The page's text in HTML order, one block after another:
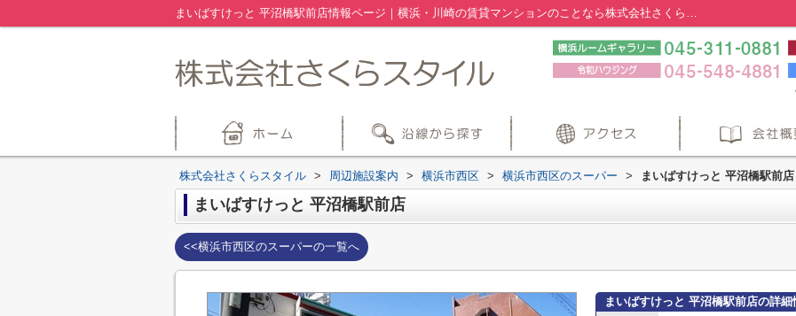
まいばすけっと 平沼橋駅前店情報ページ｜横浜・川崎の賃貸マンションのことなら株式会社さくらスタイル
株式会社さくらスタイル > 周辺施設案内 > 横浜市西区 > 横浜市西区のスーパー > まいばすけっと 平沼橋駅前店
まいばすけっと 平沼橋駅前店
<<横浜市西区のスーパーの一覧へ
まいばすけっと 平沼橋駅前店の詳細